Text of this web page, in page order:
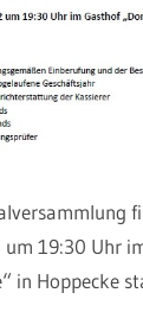
19:30 Uhr
in Hoppecke